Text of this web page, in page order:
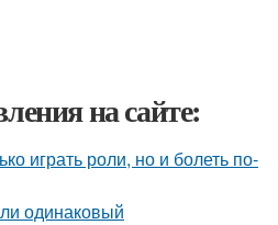
на сайте:
играть роли, но и болеть по-
одинаковый